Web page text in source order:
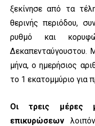
ξεκίνησε από τα
θερινής περιόδου,
ρυθμό και
Δεκαπενταύγουστου.
μήνα, ο ημερήσιος
το 1 εκατομμύριο για
Οι τρεις μέρες
επικυρώσεων